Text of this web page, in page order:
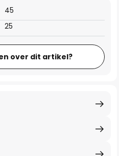
45
25
over dit artikel?